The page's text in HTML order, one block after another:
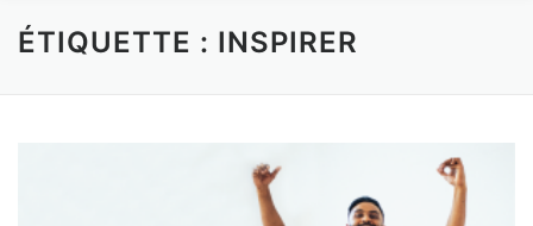
ÉTIQUETTE : INSPIRER